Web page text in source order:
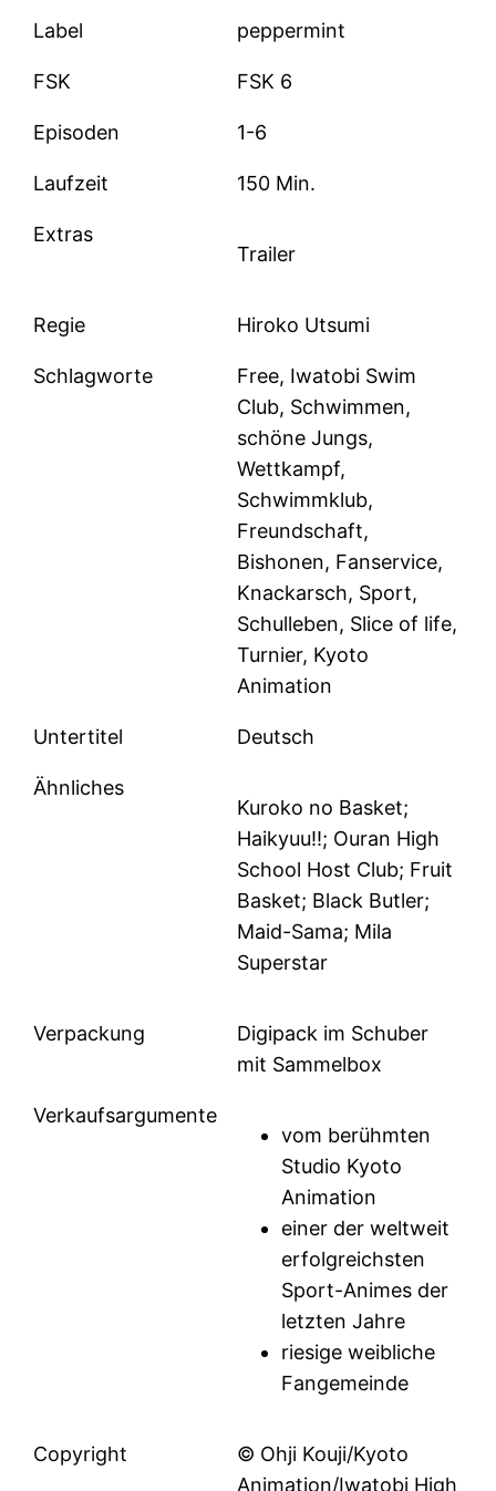
Label peppermint
FSK FSK 6
Episoden 1-6
Laufzeit 150 Min.
Extras
Trailer
Regie Hiroko Utsumi
Schlagworte
Free, Iwatobi Swim
Club, Schwimmen,
schöne Jungs,
Wettkampf,
Schwimmklub,
Freundschaft,
Bishonen, Fanservice,
Knackarsch, Sport,
Schulleben, Slice of life,
Turnier, Kyoto
Animation
Untertitel Deutsch
Ähnliches
Kuroko no Basket;
Haikyuu!!; Ouran High
School Host Club; Fruit
Basket; Black Butler;
Maid-Sama; Mila
Superstar
Verpackung
Digipack im Schuber
mit Sammelbox
Verkaufsargumente
vom berühmten
Studio Kyoto
Animation
einer der weltweit
erfolgreichsten
Sport-Animes der
letzten Jahre
riesige weibliche
Fangemeinde
Copyright
© Ohji Kouji/Kyoto
Animation/Iwatobi High